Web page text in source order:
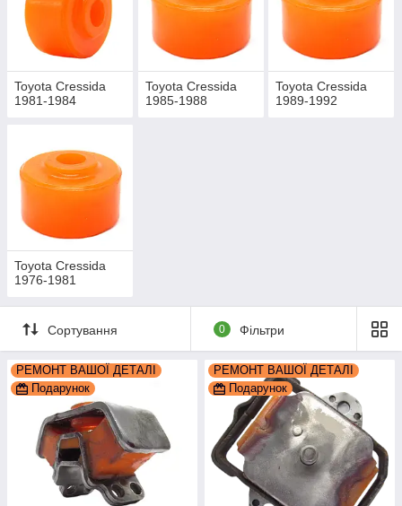
Toyota Cressida
1981-1984
Toyota Cressida
1985-1988
Toyota Cressida
1989-1992
Toyota Cressida
1976-1981
Сортування 0 Фільтри
РЕМОНТ ВАШОЇ ДЕТАЛІ
Подарунок
РЕМОНТ ВАШОЇ ДЕТАЛІ
Подарунок